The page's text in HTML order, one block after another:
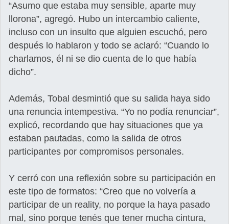
“Asumo que estaba muy sensible, aparte muy
llorona”, agregó. Hubo un intercambio caliente,
incluso con un insulto que alguien escuchó, pero
después lo hablaron y todo se aclaró: “Cuando lo
charlamos, él ni se dio cuenta de lo que había
dicho”.
Además, Tobal desmintió que su salida haya sido
una renuncia intempestiva. “Yo no podía renunciar”,
explicó, recordando que hay situaciones que ya
estaban pautadas, como la salida de otros
participantes por compromisos personales.
Y cerró con una reflexión sobre su participación en
este tipo de formatos: “Creo que no volvería a
participar de un reality, no porque la haya pasado
mal, sino porque tenés que tener mucha cintura,